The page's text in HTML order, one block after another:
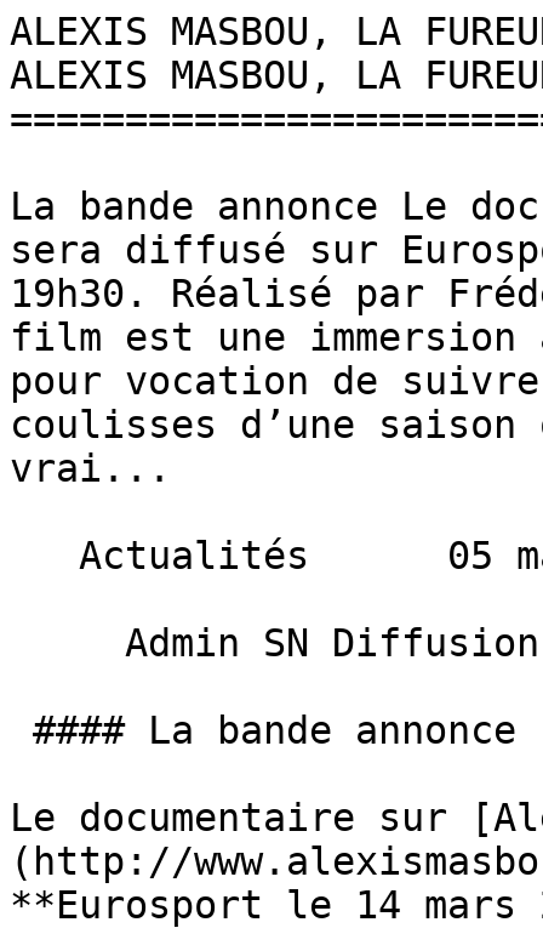
ALEXIS MASBOU, LA
ALEXIS MASBOU, LA
La bande annonce Le
sera diffusé sur
19h30. Réalisé par
film est une
pour vocation de
coulisses d’une
vrai...
Le documentaire sur
(http://
**Eurosport le 14 mars